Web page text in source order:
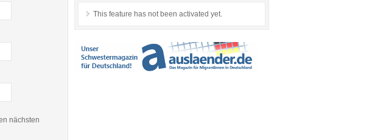
nächsten
This feature has not been activated yet.